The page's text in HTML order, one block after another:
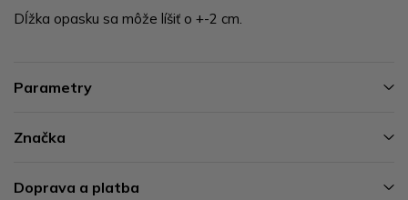
Dĺžka opasku sa môže líšiť o +-2 cm.
Parametry
Značka
Doprava a platba